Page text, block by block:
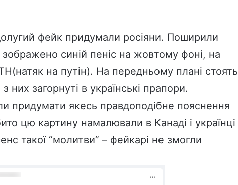
фейк придумали росіяни. Поширили
зображено синій пеніс на жовтому фоні, на
на путін). На передньому плані стоять
них загорнуті в українські прапори.
придумати якесь правдоподібне пояснення
цю картину намалювали в Канаді і українці
такої “молитви” – фейкарі не змогли